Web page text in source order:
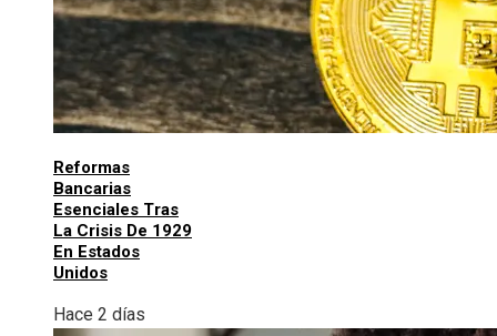
Reformas
Bancarias
Esenciales Tras
La Crisis De 1929
En Estados
Unidos
Hace 2 días